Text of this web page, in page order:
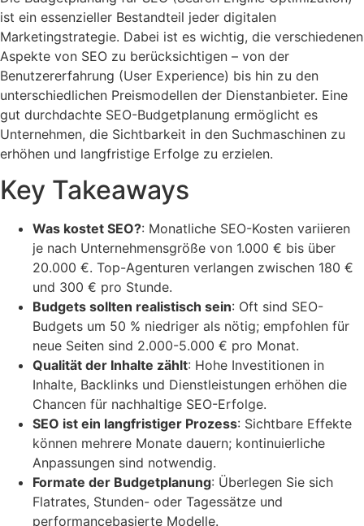
ist ein essenzieller Bestandteil jeder digitalen
Marketingstrategie. Dabei ist es wichtig, die verschiedenen
Aspekte von SEO zu berücksichtigen – von der
Benutzererfahrung (User Experience) bis hin zu den
unterschiedlichen Preismodellen der Dienstanbieter. Eine
gut durchdachte SEO-Budgetplanung ermöglicht es
Unternehmen, die Sichtbarkeit in den Suchmaschinen zu
erhöhen und langfristige Erfolge zu erzielen.
Key Takeaways
Was kostet SEO?: Monatliche SEO-Kosten variieren
je nach Unternehmensgröße von 1.000 € bis über
20.000 €. Top-Agenturen verlangen zwischen 180 €
und 300 € pro Stunde.
Budgets sollten realistisch sein: Oft sind SEO-
Budgets um 50 % niedriger als nötig; empfohlen für
neue Seiten sind 2.000-5.000 € pro Monat.
Qualität der Inhalte zählt: Hohe Investitionen in
Inhalte, Backlinks und Dienstleistungen erhöhen die
Chancen für nachhaltige SEO-Erfolge.
SEO ist ein langfristiger Prozess: Sichtbare Effekte
können mehrere Monate dauern; kontinuierliche
Anpassungen sind notwendig.
Formate der Budgetplanung: Überlegen Sie sich
Flatrates, Stunden- oder Tagessätze und
performancebasierte Modelle.